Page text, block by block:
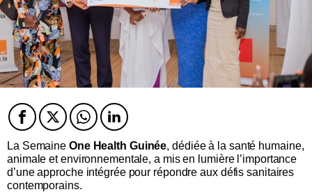
Facebook
TwitterTwitterTwitter
La Semaine One Health Guinée, dédiée à la santé humaine,
animale et environnementale, a mis en lumière l’importance
d’une approche intégrée pour répondre aux défis sanitaires
contemporains.